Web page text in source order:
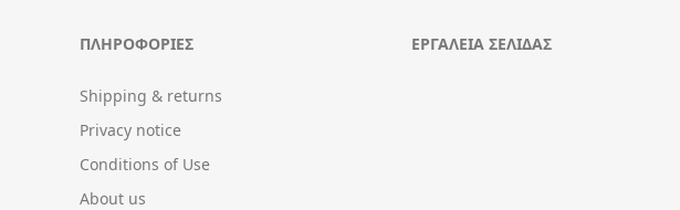
ΠΛΗΡΟΦΟΡΊΕΣ
Shipping & returns
Privacy notice
Conditions of Use
About us
ΕΡΓΑΛΕΊΑ ΣΕΛΊΔΑΣ